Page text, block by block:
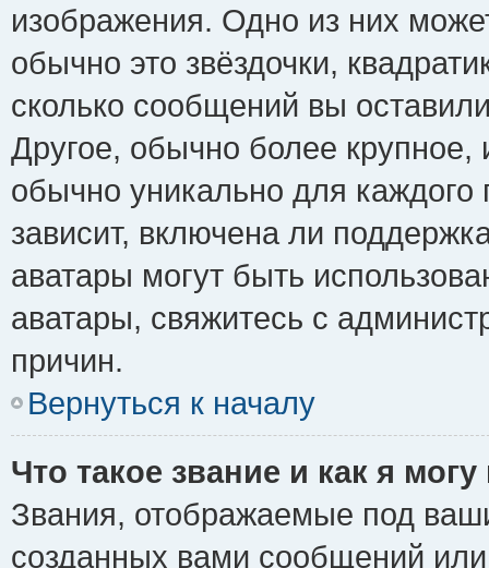
изображения. Одно из них
обычно это звёздочки,
сколько сообщений вы
Другое, обычно более крупное,
обычно уникально для каждого
зависит, включена ли
аватары могут быть
аватары, свяжитесь с
причин.
Вернуться к началу
Что такое звание и как я
Звания, отображаемые под
созданных вами сообщений